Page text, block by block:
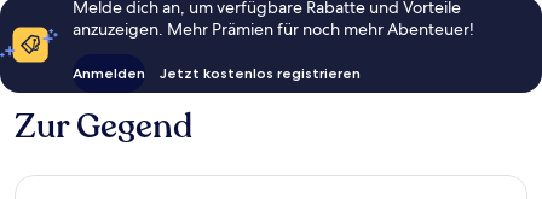
Melde dich an, um verfügbare Rabatte und Vorteile
anzuzeigen. Mehr Prämien für noch mehr Abenteuer!
Anmelden Jetzt kostenlos registrieren
Zur Gegend